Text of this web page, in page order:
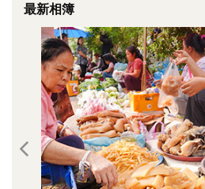
最新相簿